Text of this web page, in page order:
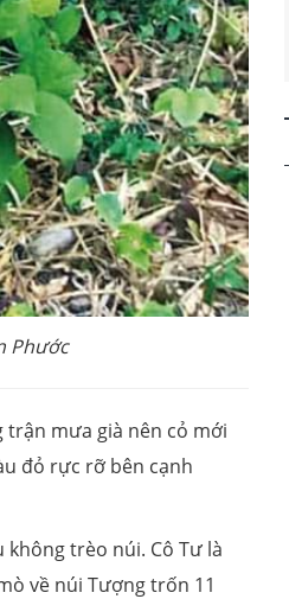
Phước
mưa già nên cỏ mới
đỏ rực rỡ bên cạnh
trèo núi. Cô Tư là
về núi Tượng trốn 11